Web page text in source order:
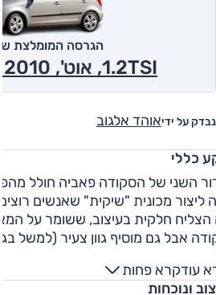
נבדק על ידיאוהד אלגוב
הגרסה המומלצת של
1.2TSI, אוט', Ambition 2010
כללי
השני של הסקודה פאביה חולל
ליצור מכונית "שיקית" שאנשים
הצליח חלקית בעיצוב, ששומר על
החומרים וההרכבה בינוניתעודקרא פחות
ונוכחות